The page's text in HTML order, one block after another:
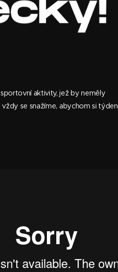
aktivity, jež by neměly
se snažíme, abychom si týden